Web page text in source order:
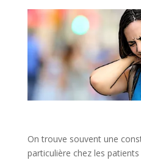
On trouve souvent une
particulière chez les